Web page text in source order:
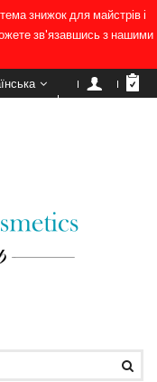
знижок для майстрів і
зв'язавшись з нашими